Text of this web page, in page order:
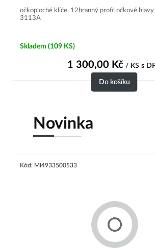
očkoploché klíče, 12hranný profil očkové
3113A
Skladem (109 KS)
1 300,00 Kč/ KS s
Do košíku
Novinka
Kód: MI4933500533